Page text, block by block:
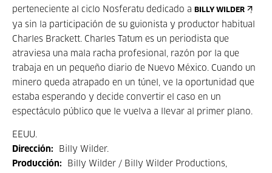
perteneciente al ciclo Nosferatu dedicado a BILLY WILDER
,
ya sin la participación de su guionista y productor habitual
Charles Brackett. Charles Tatum es un periodista que
atraviesa una mala racha profesional, razón por la que
trabaja en un pequeño diario de Nuevo México. Cuando un
minero queda atrapado en un túnel, ve la oportunidad que
estaba esperando y decide convertir el caso en un
espectáculo público que le vuelva a llevar al primer plano.
EEUU.
Dirección:
Billy Wilder.
Producción:
Billy Wilder / Billy Wilder Productions,